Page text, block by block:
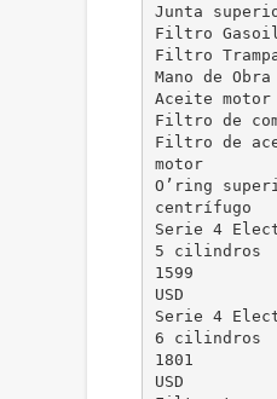
Junta
Filtro Gasoil
Filtro
Mano de Obra
Aceite motor
Filtro de
Filtro de
motor
O’ring
centrífugo
Serie 4
5 cilindros
1599
USD
Serie 4
6 cilindros
1801
USD